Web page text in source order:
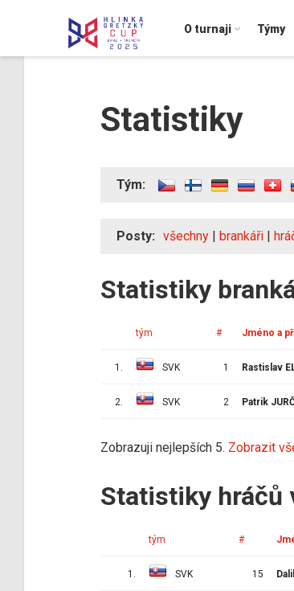
O turnaji Týmy
Statistiky
Tým:
Posty: všechny | brankáři |
Statistiky
tým # Jméno a
1. SVK 1 Rastislav
2. SVK 2 Patrik
Zobrazuji nejlepších 5. Zobrazit
Statistiky hráčů
tým #
1. SVK 15